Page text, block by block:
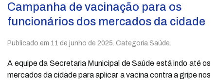
Campanha de vacinação para os
funcionários dos mercados da cidade
Publicado em 11 de junho de 2025. Categoria Saúde.
A equipe da Secretaria Municipal de Saúde está indo até os
mercados da cidade para aplicar a vacina contra a gripe nos